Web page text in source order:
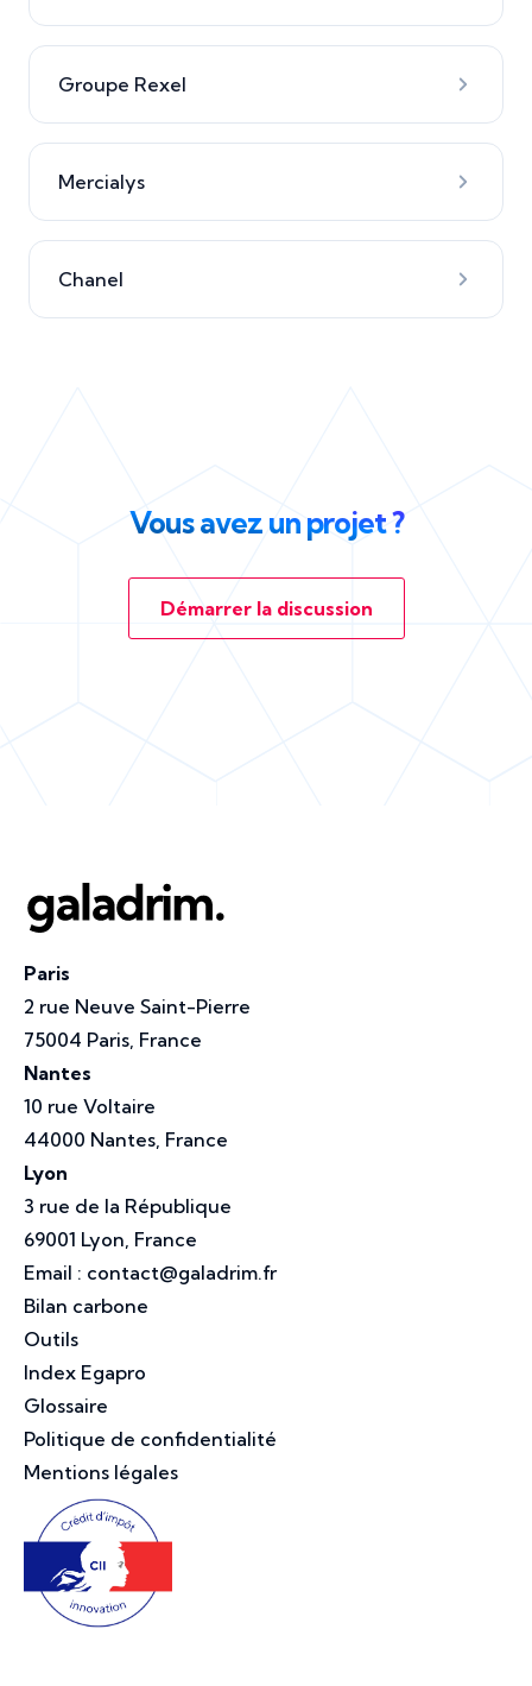
Groupe Rexel
Mercialys
Chanel
Vous avez un projet ?
Démarrer la discussion
Paris
2 rue Neuve Saint-Pierre
75004 Paris, France
Nantes
10 rue Voltaire
44000 Nantes, France
Lyon
3 rue de la République
69001 Lyon, France
Email : contact@galadrim.fr
Bilan carbone
Outils
Index Egapro
Glossaire
Politique de confidentialité
Mentions légales